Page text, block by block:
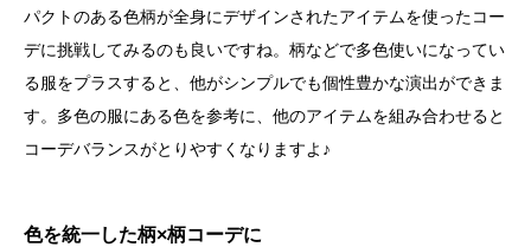
パクトのある色柄が全身にデザインされたアイテムを使ったコー
デに挑戦してみるのも良いですね。柄などで多色使いになってい
る服をプラスすると、他がシンプルでも個性豊かな演出ができま
す。多色の服にある色を参考に、他のアイテムを組み合わせると
コーデバランスがとりやすくなりますよ♪
色を統一した柄×柄コーデに